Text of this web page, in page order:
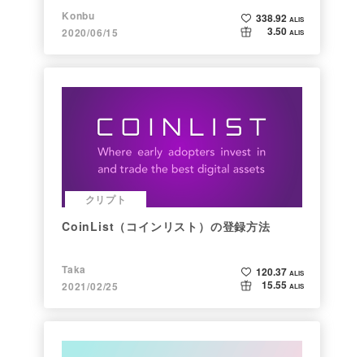
算例まで～
Konbu
2020/06/15
338.92 ALIS
3.50 ALIS
クリプト
CoinList（コインリスト）の登録方法
Taka
2021/02/25
120.37 ALIS
15.55 ALIS